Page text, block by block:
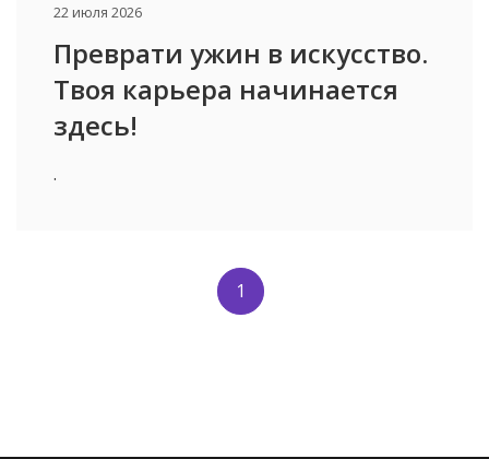
22 июля 2026
Преврати ужин в искусство.
Твоя карьера начинается
здесь!
.
1